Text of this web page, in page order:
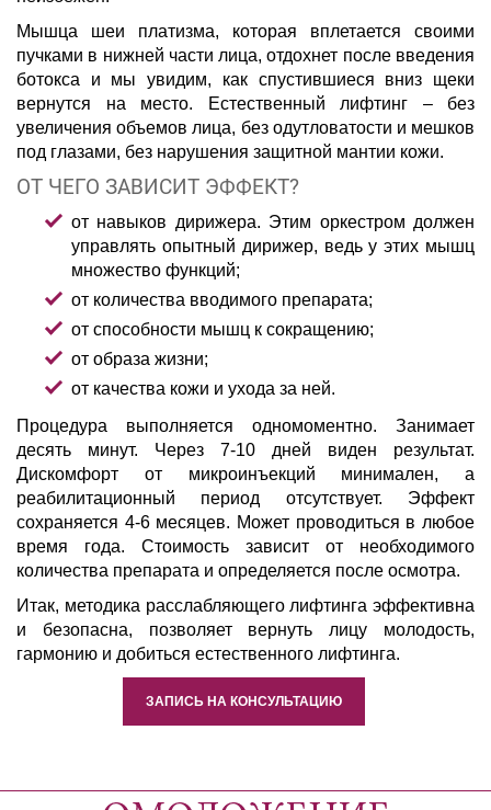
Мышца шеи платизма, которая вплетается своими
пучками в нижней части лица, отдохнет после введения
ботокса и мы увидим, как спустившиеся вниз щеки
вернутся на место. Естественный лифтинг – без
увеличения объемов лица, без одутловатости и мешков
под глазами, без нарушения защитной мантии кожи.
ОТ ЧЕГО ЗАВИСИТ ЭФФЕКТ?
от навыков дирижера. Этим оркестром должен
управлять опытный дирижер, ведь у этих мышц
множество функций;
от количества вводимого препарата;
от способности мышц к сокращению;
от образа жизни;
от качества кожи и ухода за ней.
Процедура выполняется одномоментно. Занимает
десять минут. Через 7-10 дней виден результат.
Дискомфорт от микроинъекций минимален, а
реабилитационный период отсутствует. Эффект
сохраняется 4-6 месяцев. Может проводиться в любое
время года. Стоимость зависит от необходимого
количества препарата и определяется после осмотра.
Итак, методика расслабляющего лифтинга эффективна
и безопасна, позволяет вернуть лицу молодость,
гармонию и добиться естественного лифтинга.
ЗАПИСЬ НА КОНСУЛЬТАЦИЮ